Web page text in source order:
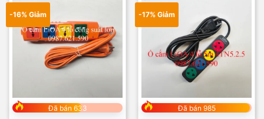
-16% Giảm
Đã bán 633
-17% Giảm
Đã bán 985